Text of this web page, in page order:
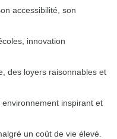
accessibilité, son
innovation
des loyers raisonnables et
inspirant et
un coût de vie élevé.